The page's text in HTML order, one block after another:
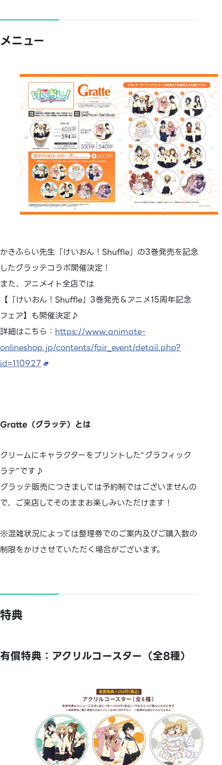
メニュー
かきふらい先生「けいおん！Shuffle」の3巻発売を記念
したグラッテコラボ開催決定！
また、アニメイト全店では
【「けいおん！Shuffle」3巻発売＆アニメ15周年記念
フェア】も開催決定♪
詳細はこちら： https://www.animate-
onlineshop.jp/contents/fair_event/detail.php?
id=110927
Gratte（グラッテ）とは
クリームにキャラクターをプリントした“グラフィック
ラテ”です♪
グラッテ販売につきましては予約制ではございませんの
で、ご来店してそのままお楽しみいただけます！
※混雑状況によっては整理券でのご案内及びご購入数の
制限をかけさせていただく場合がございます。
特典
有償特典：アクリルコースター（全8種）